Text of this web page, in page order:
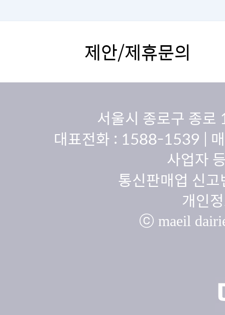
제안/제휴문의
서울시 종로구 종
대표전화 : 1588-1539 |
사업자
통신판매업 신
개인
ⓒ maeil